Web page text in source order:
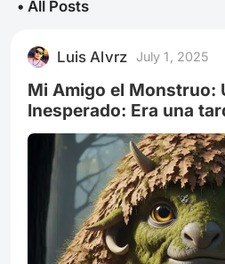
• All Posts
Luis Alvrz July 1, 2025
Mi Amigo el Monstruo:
Inesperado: Era una
las que la lluvia no
decidirse.